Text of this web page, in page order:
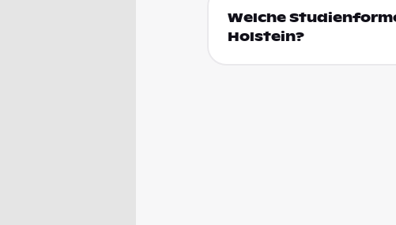
Welche
Holstein?